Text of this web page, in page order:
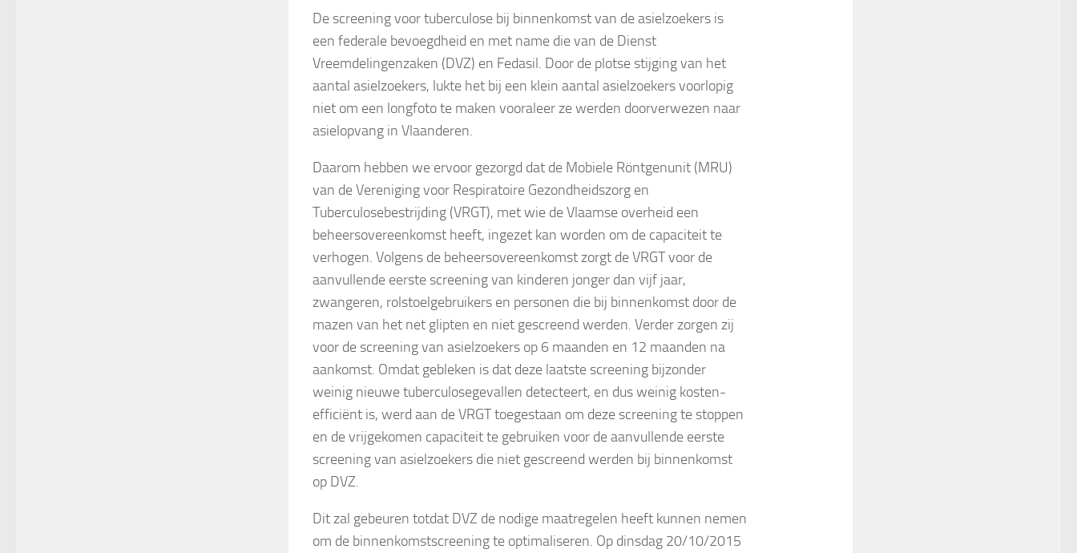
De screening voor tuberculose bij binnenkomst van de asielzoekers is
een federale bevoegdheid en met name die van de Dienst
Vreemdelingenzaken (DVZ) en Fedasil. Door de plotse stijging van het
aantal asielzoekers, lukte het bij een klein aantal asielzoekers voorlopig
niet om een longfoto te maken vooraleer ze werden doorverwezen naar
asielopvang in Vlaanderen.
Daarom hebben we ervoor gezorgd dat de Mobiele Röntgenunit (MRU)
van de Vereniging voor Respiratoire Gezondheidszorg en
Tuberculosebestrijding (VRGT), met wie de Vlaamse overheid een
beheersovereenkomst heeft, ingezet kan worden om de capaciteit te
verhogen. Volgens de beheersovereenkomst zorgt de VRGT voor de
aanvullende eerste screening van kinderen jonger dan vijf jaar,
zwangeren, rolstoelgebruikers en personen die bij binnenkomst door de
mazen van het net glipten en niet gescreend werden. Verder zorgen zij
voor de screening van asielzoekers op 6 maanden en 12 maanden na
aankomst. Omdat gebleken is dat deze laatste screening bijzonder
weinig nieuwe tuberculosegevallen detecteert, en dus weinig kosten-
efficiënt is, werd aan de VRGT toegestaan om deze screening te stoppen
en de vrijgekomen capaciteit te gebruiken voor de aanvullende eerste
screening van asielzoekers die niet gescreend werden bij binnenkomst
op DVZ.
Dit zal gebeuren totdat DVZ de nodige maatregelen heeft kunnen nemen
om de binnenkomstscreening te optimaliseren. Op dinsdag 20/10/2015